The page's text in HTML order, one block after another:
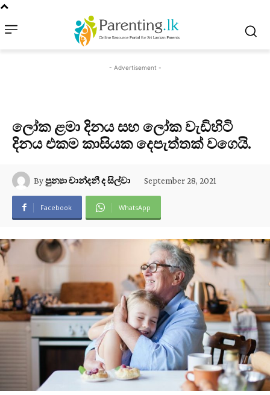
- Advertisement -
ලෝක ළමා දිනය සහ ලෝක වැඩිහිටි
දිනය එකම කාසියක දෙපැත්තක් වගෙයි.
Byපුන්‍යා චාන්දනී ද සිල්වා September 28, 2021
Facebook WhatsApp